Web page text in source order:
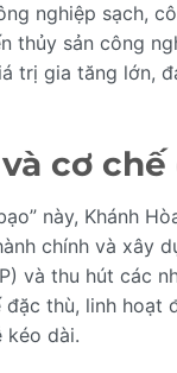
nghiệp sạch,
thủy sản công
trị gia tăng lớn,
cơ
này, Khánh
chính và xây
và thu hút các
thù, linh
kéo dài.